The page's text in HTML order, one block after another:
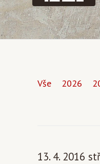
Vše 2026
13. 4. 2016